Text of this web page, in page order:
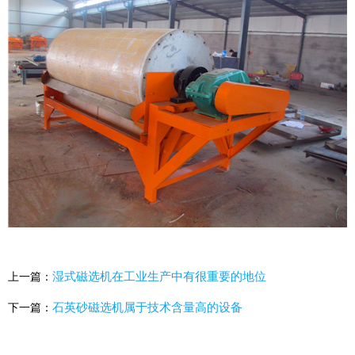
上一篇： 湿式磁选机在工业生产中有很重要的地位
下一篇： 石英砂磁选机属于技术含量高的设备